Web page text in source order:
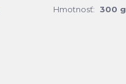
Hmotnosť:
300 g